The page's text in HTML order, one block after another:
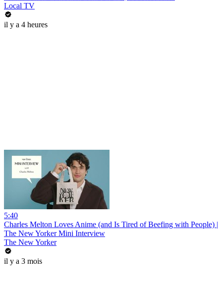
Local TV
il y a 4 heures
5:40
Charles Melton Loves Anime (and Is Tired of Beefing with People) |
The New Yorker Mini Interview
The New Yorker
il y a 3 mois